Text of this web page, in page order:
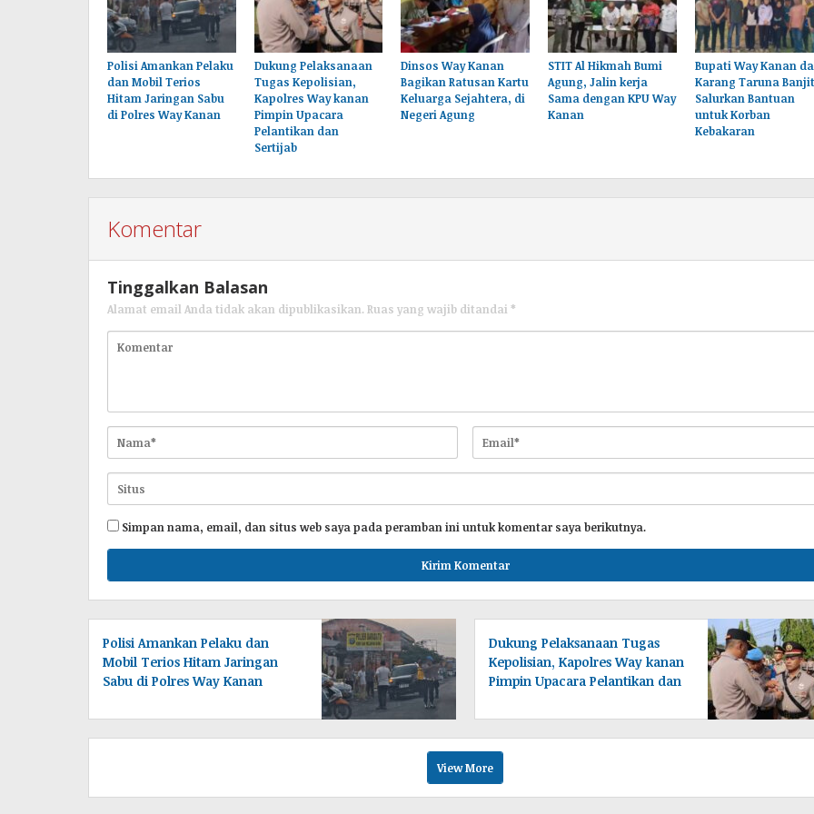
Polisi Amankan Pelaku
dan Mobil Terios
Hitam Jaringan Sabu
di Polres Way Kanan
Dukung Pelaksanaan
Tugas Kepolisian,
Kapolres Way kanan
Pimpin Upacara
Pelantikan dan
Sertijab
Dinsos Way Kanan
Bagikan Ratusan Kartu
Keluarga Sejahtera, di
Negeri Agung
STIT Al Hikmah Bumi
Agung, Jalin kerja
Sama dengan KPU Way
Kanan
Bupati Way Kanan
Karang Taruna Banjit
Salurkan Bantuan
untuk Korban
Kebakaran
Komentar
Tinggalkan Balasan
Alamat email Anda tidak akan dipublikasikan. Ruas yang wajib ditandai *
Simpan nama, email, dan situs web saya pada peramban ini untuk komentar saya berikutnya.
Polisi Amankan Pelaku dan
Mobil Terios Hitam Jaringan
Sabu di Polres Way Kanan
Dukung Pelaksanaan Tugas
Kepolisian, Kapolres Way kanan
Pimpin Upacara Pelantikan dan
View More